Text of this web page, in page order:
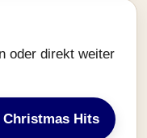
oder direkt weiter
Christmas Hits